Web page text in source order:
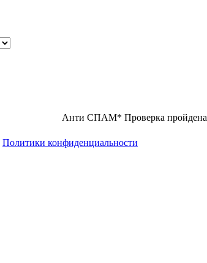
Анти СПАМ* Проверка пройдена
Политики конфиденциальности